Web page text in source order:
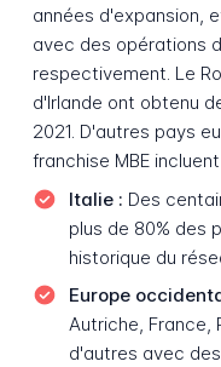
années d'expansion,
avec des opérations
respectivement. Le
d'Irlande ont obtenu
2021. D'autres pays
franchise MBE
Italie : Des
plus de 80% des
historique du
Europe
Autriche, France,
d'autres avec